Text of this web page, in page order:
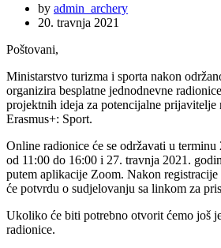
by admin_archery
20. travnja 2021
Poštovani,
Ministarstvo turizma i sporta nakon
organizira besplatne jednodnevne
projektnih ideja za potencijalne prijavitelje
Erasmus+: Sport.
Online radionice će se održavati u
od 11:00 do 16:00 i 27. travnja 2021.
putem aplikacije Zoom. Nakon
će potvrdu o sudjelovanju sa linkom za
Ukoliko će biti potrebno otvorit ćemo još
radionice.